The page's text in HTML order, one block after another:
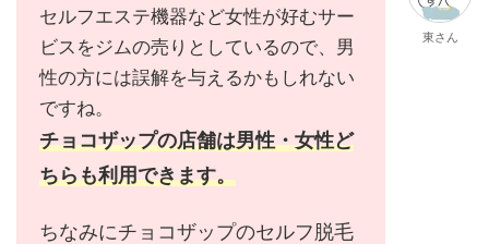
セルフエステ機器など女性が好むサー
ビスをジムの売りとしているので、男
性の方には誤解を与えるかもしれない
ですね。
チョコザップの店舗は男性・女性ど
ちらも利用できます。
ちなみにチョコザップのセルフ脱毛
東さん